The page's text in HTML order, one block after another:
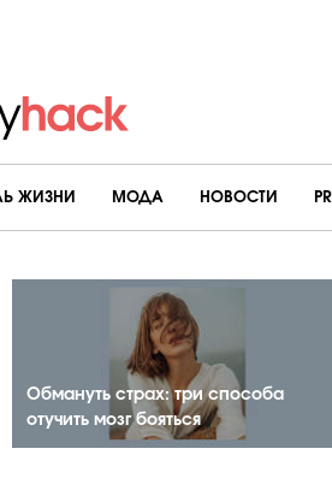
ЖИЗНИ МОДА НОВОСТИ
Обмануть страх: три способа
отучить мозг бояться